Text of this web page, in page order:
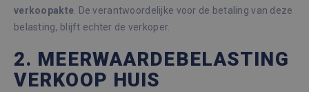
verkoopakte . De verantwoordelijke voor de betaling van deze
belasting, blijft echter de verkoper.
2. MEERWAARDEBELASTING
VERKOOP HUIS